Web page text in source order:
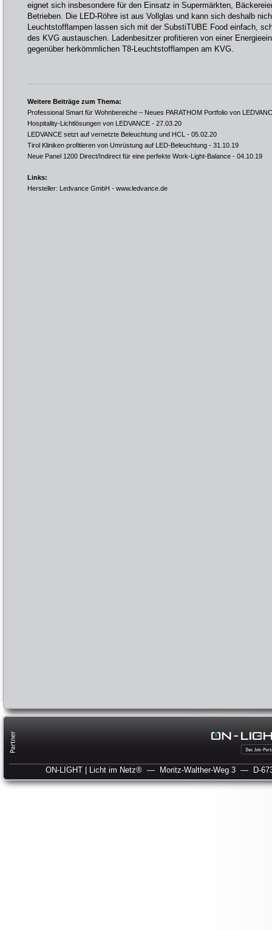
eignet sich insbesondere für den Einsatz in Supermärkten,
Betrieben. Die LED-Röhre ist aus Vollglas und kann sich deshalb
Leuchtstofflampen lassen sich mit der SubstiTUBE Food einfach,
des KVG austauschen. Ladenbesitzer profitieren von einer
gegenüber herkömmlichen T8-Leuchtstofflampen am KVG.
Weitere Beiträge zum Thema:
Professional Smart für Wohnbereiche – Neues PARATHOM Portfolio von
Hospitality-Lichtlösungen von LEDVANCE - 27.03.20
LEDVANCE setzt auf vernetzte Beleuchtung und HCL - 05.02.20
Tirol Kliniken profitieren von Umrüstung auf LED-Beleuchtung - 31.10.19
Neue Panel 1200 Direct/Indirect für eine perfekte Work-Light-Balance - 04.10.19
Links:
Hersteller: Ledvance GmbH - www.ledvance.de
ON-LIGHT | Licht im Netz® — Moritz-Walther-Weg 3 — D-